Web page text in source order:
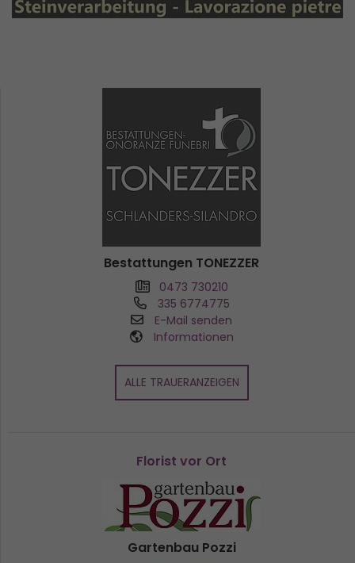
Bestattungen TONEZZER
0473 730210
335 6774775
E-Mail senden
Informationen
ALLE TRAUERANZEIGEN
Florist vor Ort
Gartenbau Pozzi